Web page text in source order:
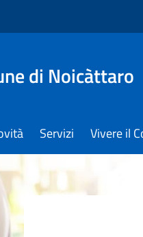
di Noicàttaro
Servizi Vivere il